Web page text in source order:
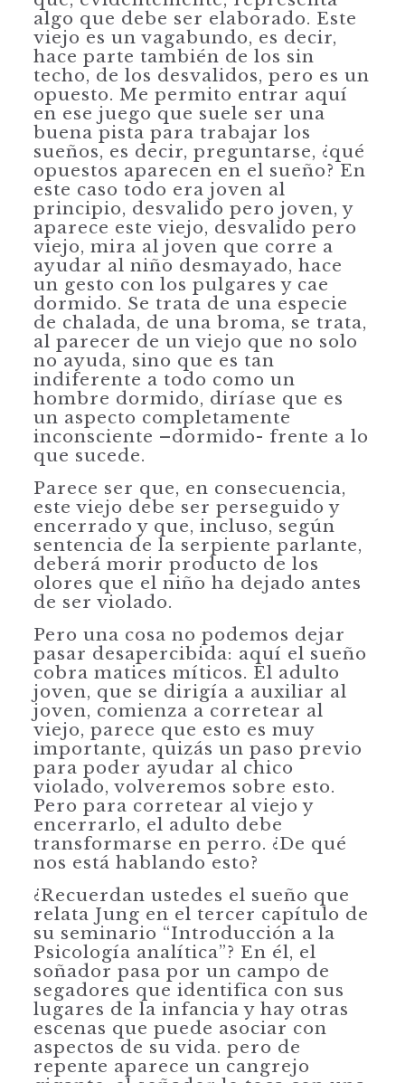
algo que debe ser elaborado. Este
viejo es un vagabundo, es decir,
hace parte también de los sin
techo, de los desvalidos, pero es un
opuesto. Me permito entrar aquí
en ese juego que suele ser una
buena pista para trabajar los
sueños, es decir, preguntarse, ¿qué
opuestos aparecen en el sueño? En
este caso todo era joven al
principio, desvalido pero joven, y
aparece este viejo, desvalido pero
viejo, mira al joven que corre a
ayudar al niño desmayado, hace
un gesto con los pulgares y cae
dormido. Se trata de una especie
de chalada, de una broma, se trata,
al parecer de un viejo que no solo
no ayuda, sino que es tan
indiferente a todo como un
hombre dormido, diríase que es
un aspecto completamente
inconsciente –dormido- frente a lo
que sucede.
Parece ser que, en consecuencia,
este viejo debe ser perseguido y
encerrado y que, incluso, según
sentencia de la serpiente parlante,
deberá morir producto de los
olores que el niño ha dejado antes
de ser violado.
Pero una cosa no podemos dejar
pasar desapercibida: aquí el sueño
cobra matices míticos. El adulto
joven, que se dirigía a auxiliar al
joven, comienza a corretear al
viejo, parece que esto es muy
importante, quizás un paso previo
para poder ayudar al chico
violado, volveremos sobre esto.
Pero para corretear al viejo y
encerrarlo, el adulto debe
transformarse en perro. ¿De qué
nos está hablando esto?
¿Recuerdan ustedes el sueño que
relata Jung en el tercer capítulo de
su seminario “Introducción a la
Psicología analítica”? En él, el
soñador pasa por un campo de
segadores que identifica con sus
lugares de la infancia y hay otras
escenas que puede asociar con
aspectos de su vida. pero de
repente aparece un cangrejo